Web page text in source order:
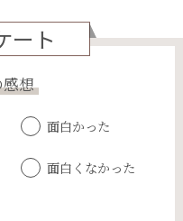
ート
想
面白かった
面白くなかった